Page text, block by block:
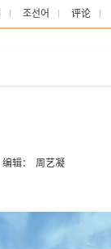
조선어 评论
编辑： 周艺凝